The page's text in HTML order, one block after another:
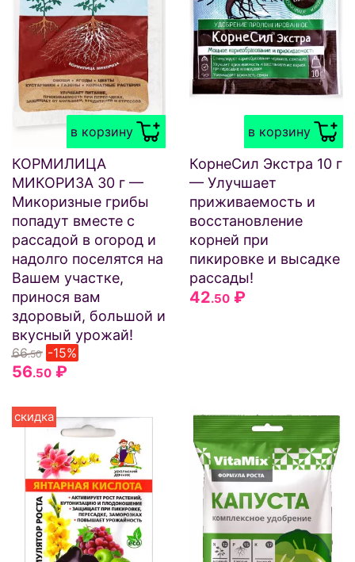
в корзину
КОРМИЛИЦА
МИКОРИЗА 30 г —
Микоризные грибы
попадут вместе с
рассадой в огород и
надолго поселятся на
Вашем участке,
принося вам
здоровый, большой и
вкусный урожай!
66.50 -15%
56.50 ₽
в корзину
КорнеСил Экстра 10 г
— Улучшает
приживаемость и
восстановление
корней при
пикировке и высадке
рассады!
42.50 ₽
скидка